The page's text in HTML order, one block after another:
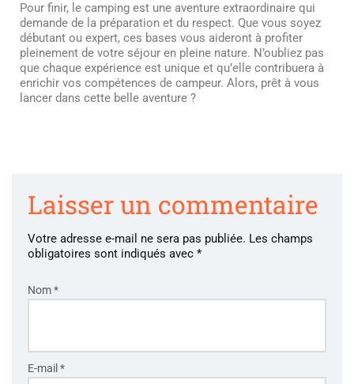
Pour finir, le camping est une aventure extraordinaire qui
demande de la préparation et du respect. Que vous soyez
débutant ou expert, ces bases vous aideront à profiter
pleinement de votre séjour en pleine nature. N’oubliez pas
que chaque expérience est unique et qu’elle contribuera à
enrichir vos compétences de campeur. Alors, prêt à vous
lancer dans cette belle aventure ?
Laisser un commentaire
Votre adresse e-mail ne sera pas publiée. Les champs
obligatoires sont indiqués avec *
Nom*
E-mail *